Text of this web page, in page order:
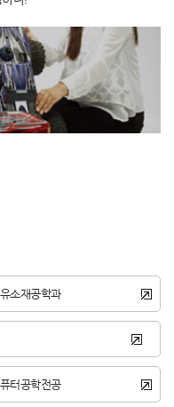
소재공학과
터공학전공